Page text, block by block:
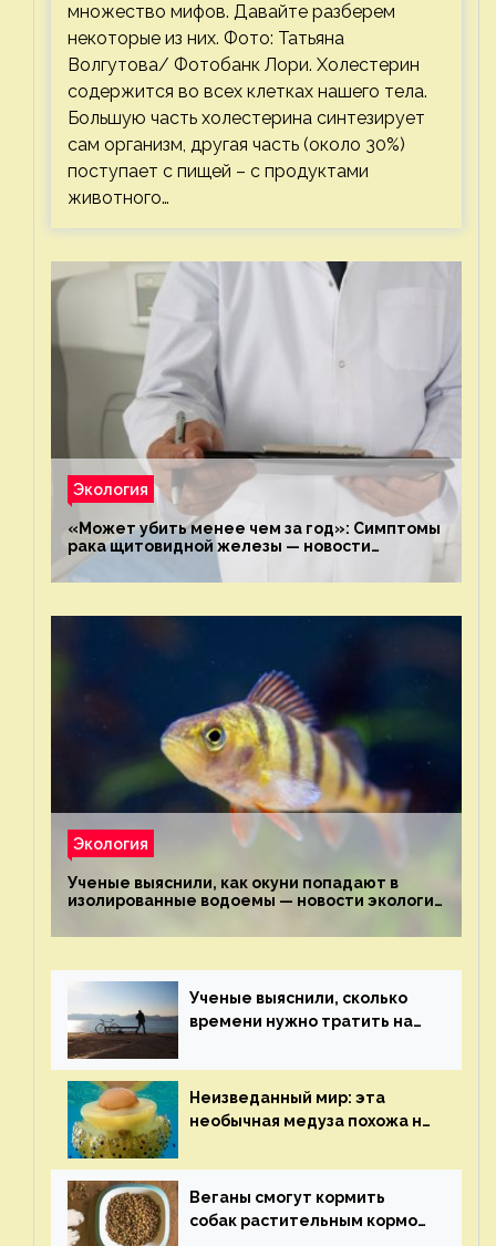
множество мифов. Давайте разберем
некоторые из них. Фото: Татьяна
Волгутова/ Фотобанк Лори. Холестерин
содержится во всех клетках нашего тела.
Большую часть холестерина синтезирует
сам организм, другая часть (около 30%)
поступает с пищей – с продуктами
животного…
Экология
«Может убить менее чем за год»: Симптомы
рака щитовидной железы — новости
экологии на ECOportal
Экология
Ученые выяснили, как окуни попадают в
изолированные водоемы — новости экологии
Ученые выяснили, сколько
времени нужно тратить на
здоровья — новости экологии
на ECOportal
Неизведанный мир: эта
необычная медуза похожа на
экологии на ECOportal
Веганы смогут кормить
собак растительным кормом